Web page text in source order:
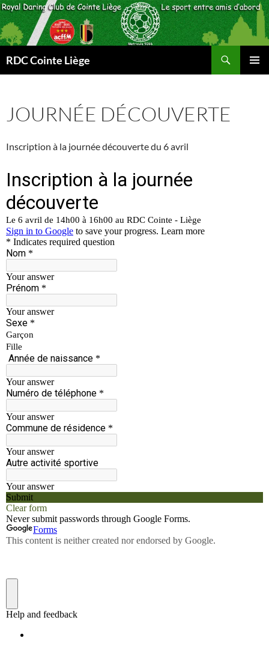
Aller
au
contenu
RDC Cointe Liège
JOURNÉE DÉCOUVERTE
Inscription à la journée découverte du 6 avril